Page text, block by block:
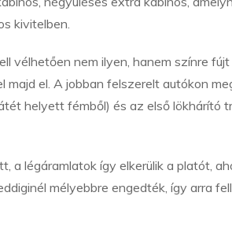
kivitelben.
vélhetően nem ilyen, hanem színre fújt
el. A jobban felszerelt autókon
helyett fémből) és az első lökhárító
a légáramlatok így elkerülik a platót,
mélyebbre engedték, így arra